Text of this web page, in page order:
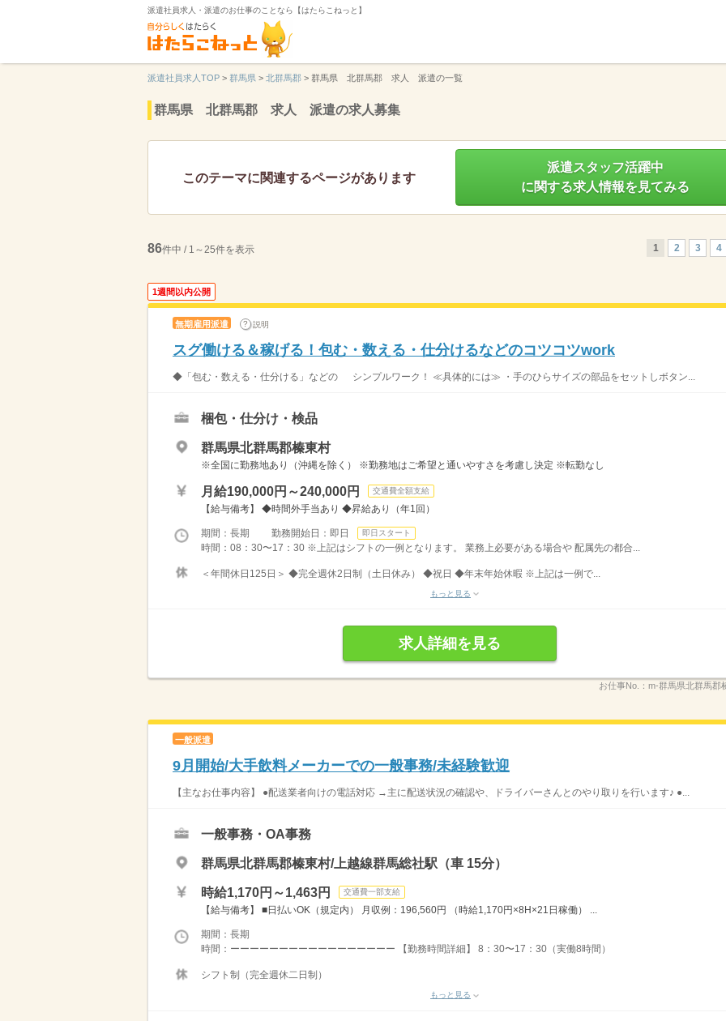
派遣社員求人・派遣のお仕事のことなら【はたらこねっと】
派遣社員求人TOP > 群馬県 > 北群馬郡 > 群馬県 北群馬郡 求人 派遣の一覧
群馬県 北群馬郡 求人 派遣の求人募集
このテーマに関連するページがあります
派遣スタッフ活躍中
に関する求人情報を見てみる
86件中 / 1～25件を表示 1 2 3 4
1週間以内公開
無期雇用派遣 説明
スグ働ける＆稼げる！包む・数える・仕分けるなどのコツコツwork
◆「包む・数える・仕分ける」などの シンプルワーク！ ≪具体的には≫ ・手のひらサイズの部品をセットしボタン...
梱包・仕分け・検品
群馬県北群馬郡榛東村
※全国に勤務地あり（沖縄を除く） ※勤務地はご希望と通いやすさを考慮し決定 ※転勤なし
月給190,000円～240,000円 交通費全額支給
【給与備考】 ◆時間外手当あり ◆昇給あり（年1回）
期間：長期 勤務開始日：即日 即日スタート
時間：08：30〜17：30 ※上記はシフトの一例となります。 業務上必要がある場合や 配属先の都合...
＜年間休日125日＞ ◆完全週休2日制（土日休み） ◆祝日 ◆年末年始休暇 ※上記は一例で...
もっと見る
求人詳細を見る
お仕事No.： m-群馬県北群馬郡
一般派遣
9月開始/大手飲料メーカーでの一般事務/未経験歓迎
【主なお仕事内容】 ●配送業者向けの電話対応 →主に配送状況の確認や、ドライバーさんとのやり取りを行います♪ ●...
一般事務・OA事務
群馬県北群馬郡榛東村/上越線群馬総社駅（車 15分）
時給1,170円～1,463円 交通費一部支給
【給与備考】 ■日払いOK（規定内） 月収例：196,560円 （時給1,170円×8H×21日稼働） ...
期間：長期
時間：ーーーーーーーーーーーーーーーーー 【勤務時間詳細】 8：30〜17：30（実働8時間）
シフト制（完全週休二日制）
もっと見る